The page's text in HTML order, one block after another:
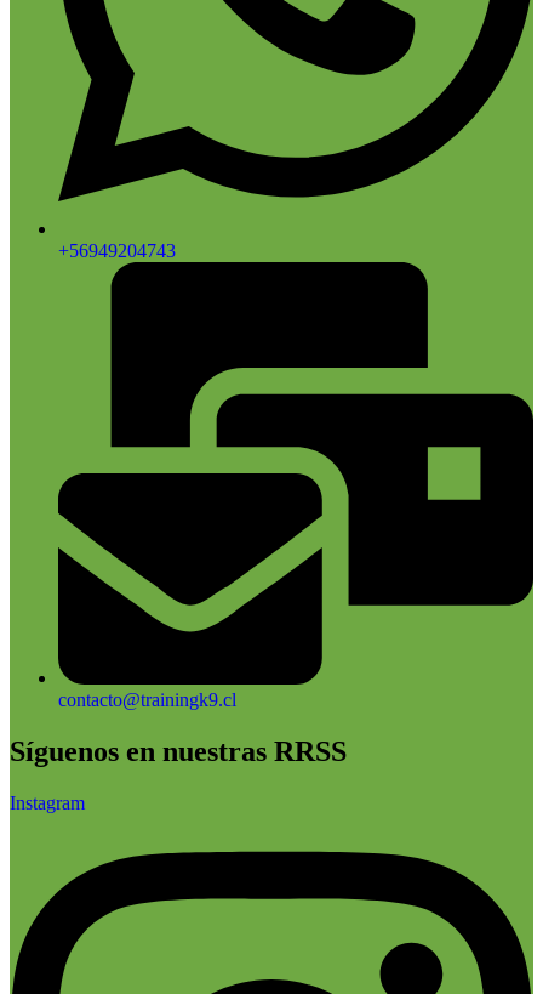
+56949204743
contacto@trainingk9.cl
Síguenos en nuestras RRSS
Instagram